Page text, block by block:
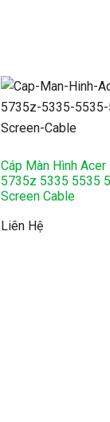
Cáp Màn Hình Acer
5735z 5335 5535
Screen Cable
Liên Hệ